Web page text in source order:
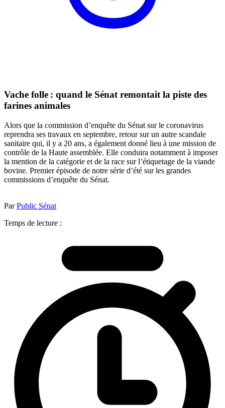
Vache folle : quand le Sénat remontait la piste des
farines animales
Alors que la commission d’enquête du Sénat sur le coronavirus
reprendra ses travaux en septembre, retour sur un autre scandale
sanitaire qui, il y a 20 ans, a également donné lieu à une mission de
contrôle de la Haute assemblée. Elle conduira notamment à imposer
la mention de la catégorie et de la race sur l’étiquetage de la viande
bovine. Premier épisode de notre série d’été sur les grandes
commissions d’enquête du Sénat.
ParPublic Sénat
Temps de lecture :